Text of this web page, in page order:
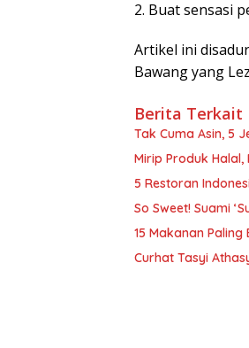
2. Buat sensasi
Artikel ini
Bawang yang
Berita Terkait
Tak Cuma Asin, 5
Mirip Produk Halal,
5 Restoran
So Sweet! Suami
15 Makanan
Curhat Tasyi